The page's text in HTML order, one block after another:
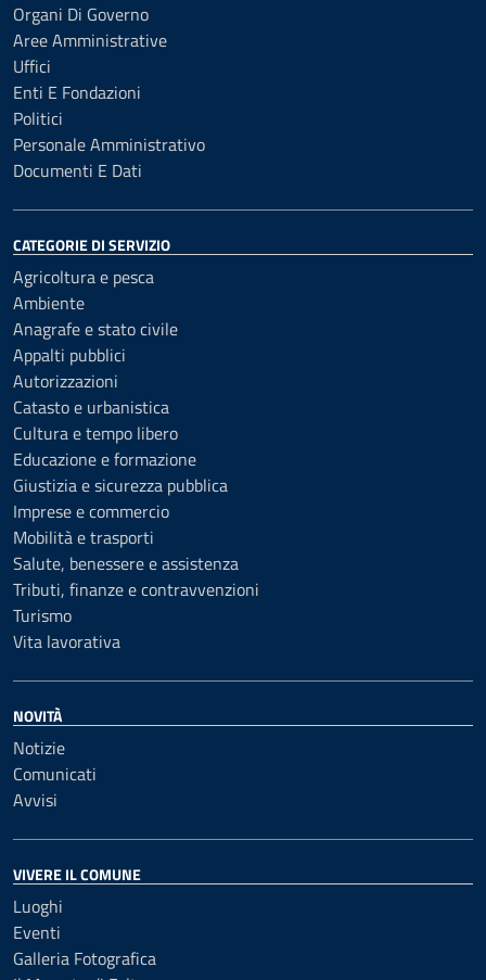
Organi Di Governo
Aree Amministrative
Uffici
Enti E Fondazioni
Politici
Personale Amministrativo
Documenti E Dati
CATEGORIE DI SERVIZIO
Agricoltura e pesca
Ambiente
Anagrafe e stato civile
Appalti pubblici
Autorizzazioni
Catasto e urbanistica
Cultura e tempo libero
Educazione e formazione
Giustizia e sicurezza pubblica
Imprese e commercio
Mobilità e trasporti
Salute, benessere e assistenza
Tributi, finanze e contravvenzioni
Turismo
Vita lavorativa
NOVITÀ
Notizie
Comunicati
Avvisi
VIVERE IL COMUNE
Luoghi
Eventi
Galleria Fotografica